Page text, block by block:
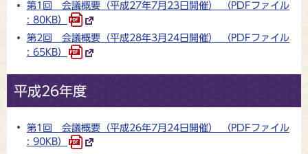
第1回 会議概要（平成27年7月23日開催） （PDFファイル
: 80KB）
第2回 会議概要（平成28年3月24日開催） （PDFファイル
: 65KB）
平成26年度
第1回 会議概要（平成26年7月24日開催） （PDFファイル
: 90KB）